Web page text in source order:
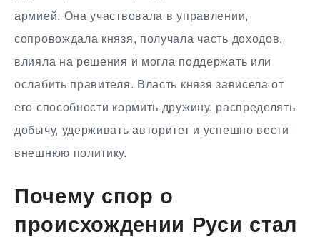
армией. Она участвовала в управлении,
сопровождала князя, получала часть доходов,
влияла на решения и могла поддержать или
ослабить правителя. Власть князя зависела от
его способности кормить дружину, распределять
добычу, удерживать авторитет и успешно вести
внешнюю политику.
Почему спор о
происхождении Руси стал